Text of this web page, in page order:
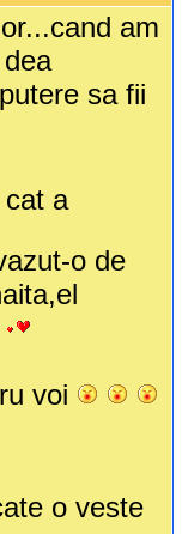
am
sa fii
cat a
o de
voi
o veste